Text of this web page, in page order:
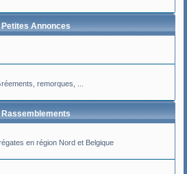
Petites Annonces
remorques, ...
Rassemblements
en région Nord et Belgique